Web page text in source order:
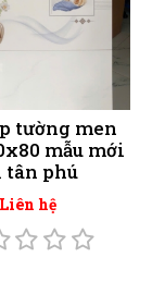
tường men
mẫu mới
tân phú
Liên hệ